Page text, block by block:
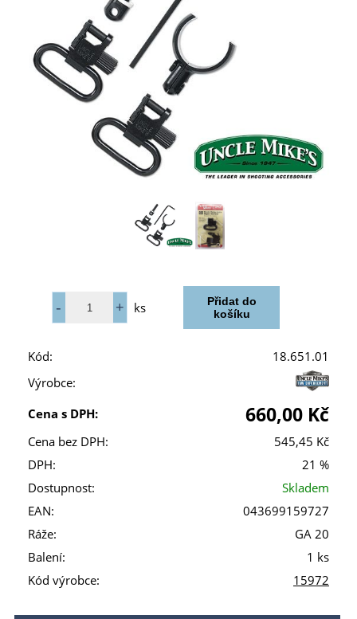
ks
Kód:
18.651.01
Výrobce:
Cena s DPH:
660,00 Kč
Cena bez DPH:
545,45 Kč
DPH:
21 %
Dostupnost:
Skladem
EAN:
043699159727
Ráže:
GA 20
Balení:
1 ks
Kód výrobce:
15972